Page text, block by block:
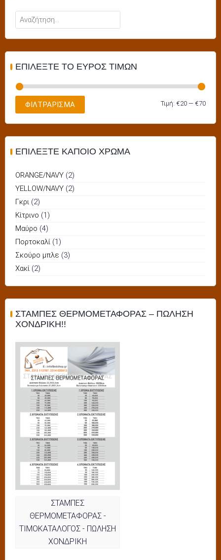
παραλλαγές.
επιλογές
επιλεγούν
στη
σελίδα
προϊόντος
Αναζήτηση
για:
ΕΠΙΛΈΞΤΕ ΤΟ ΕΎΡΟΣ ΤΙΜΏΝ
ΦΙΛΤΡΆΡΙΣΜΑ Τιμή: €20 — €70
ΕΠΙΛΈΞΤΕ ΚΆΠΟΙΟ ΧΡΏΜΑ
ORANGE/NAVY (2)
YELLOW/NAVY (2)
Γκρι (2)
Κίτρινο (1)
Μαύρο (4)
Πορτοκαλί (1)
Σκούρο μπλε (3)
Χακί (2)
ΣΤΑΜΠΕΣ ΘΕΡΜΟΜΕΤΑΦΟΡΑΣ – ΠΩΛΗΣΗ
ΧΟΝΔΡΙΚΗ!!
ΣΤΑΜΠΕΣ
ΘΕΡΜΟΜΕΤΑΦΟΡΑΣ -
ΤΙΜΟΚΑΤΑΛΟΓΟΣ - ΠΩΛΗΣΗ
ΧΟΝΔΡΙΚΗ